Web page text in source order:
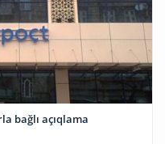
bağlı açıqlama